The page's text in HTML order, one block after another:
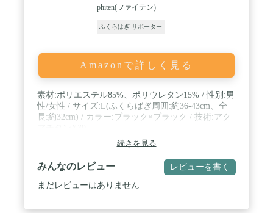
phiten(ファイテン)
ふくらはぎ サポーター
Amazonで詳しく見る
素材:ポリエステル85%、ポリウレタン15% / 性別:男
性/女性 / サイズ:L(ふくらばぎ周囲:約36-43cm、全
長:約32cm) / カラー:ブラック×ブラック / 技術:アク
続きを見る
みんなのレビュー レビューを書く
まだレビューはありません